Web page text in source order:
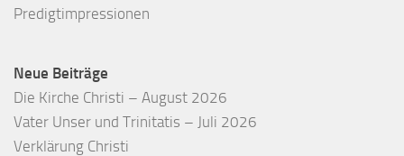
Predigtimpressionen
Neue Beiträge
Die Kirche Christi – August 2026
Vater Unser und Trinitatis – Juli 2026
Verklärung Christi